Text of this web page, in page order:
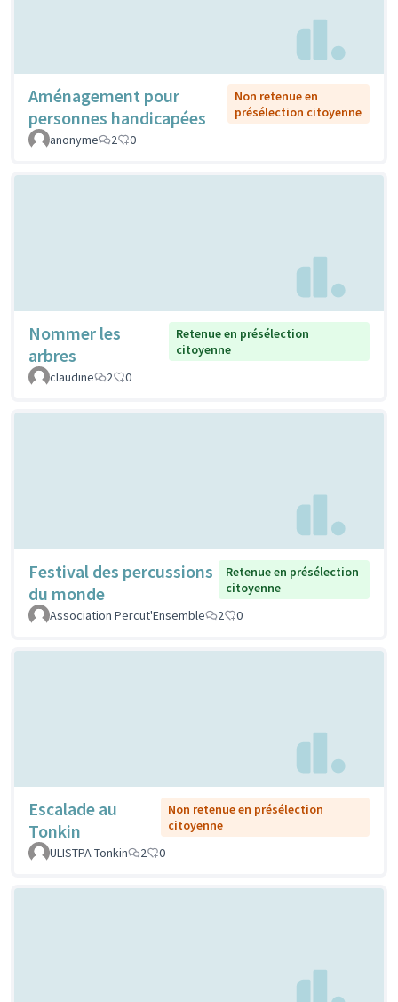
Aménagement pour
personnes handicapées
Non retenue en
présélection citoyenne
anonyme
2 0
Nommer les
arbres
Retenue en présélection
citoyenne
claudine
2 0
Festival des percussions
du monde
Retenue en présélection
citoyenne
Association Percut'Ensemble
2 0
Escalade au
Tonkin
Non retenue en présélection
citoyenne
ULISTPA Tonkin
2 0